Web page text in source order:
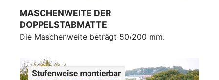
MASCHENWEITE DER
DOPPELSTABMATTE
Die Maschenweite beträgt 50/200 mm.